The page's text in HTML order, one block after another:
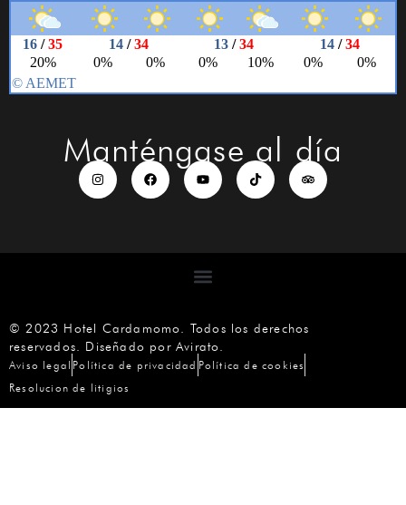
Manténgase al día
© 2023 Hotel Cardamomo. Todos los derechos
reservados. Diseñado por Avirato
Aviso legal Política de privacidad Política de cookies
Resolucion de litigios